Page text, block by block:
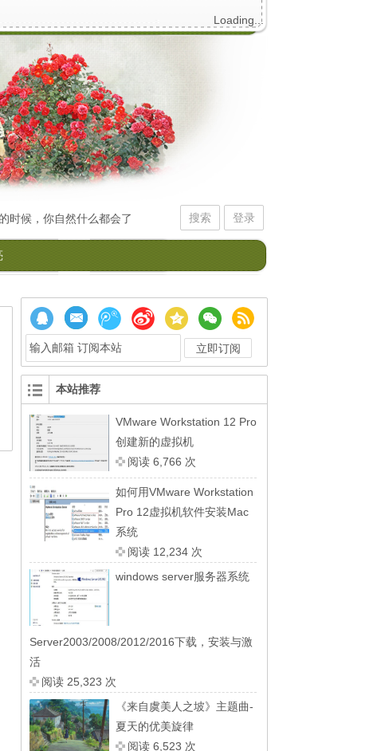
Loading...
搜索 登录
候，你自然什么都会了。 我觉得自己像一个拙劣的初学者，不停
本站推荐
VMware Workstation 12 Pro
创建新的虚拟机
阅读 6,766 次
如何用VMware Workstation
Pro 12虚拟机软件安装Mac
系统
阅读 12,234 次
windows server服务器系统
Server2003/2008/2012/2016下载，安装与激
活
阅读 25,323 次
《来自虞美人之坡》主题曲-
夏天的优美旋律
阅读 6,523 次